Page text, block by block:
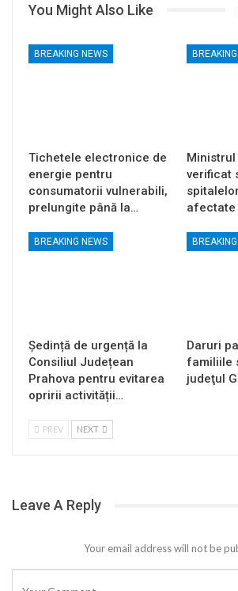
You Might Also Like
BREAKING NEWS
Tichetele electronice de
energie pentru
consumatorii vulnerabili,
prelungite până la…
Ministrul
verificat
afectate
BREAKING NEWS
Ședință de urgență la
Consiliul Județean
Prahova pentru evitarea
opririi activității…
Daruri
familiile
judeţul
PREV NEXT
Leave A Reply
Your email address will not be